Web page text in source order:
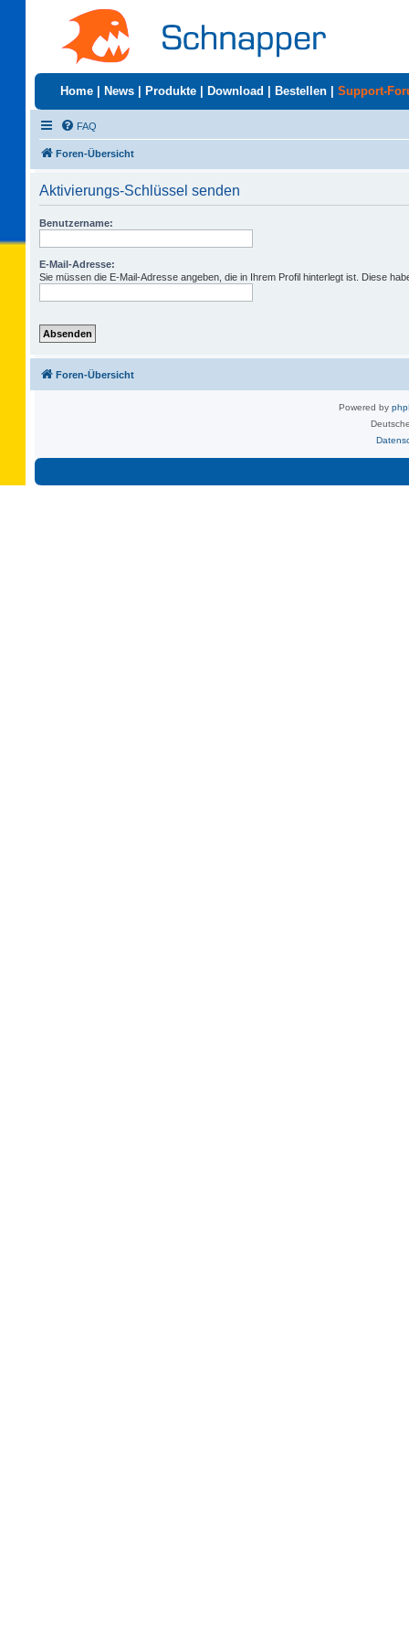
Home News Produkte Download Bestellen Support-
FAQ
Foren-Übersicht
Aktivierungs-Schlüssel senden
Benutzername:
E-Mail-Adresse:
Sie müssen die E-Mail-Adresse angeben, die in Ihrem Profil hinterlegt ist. Diese
Foren-Übersicht
Powered by